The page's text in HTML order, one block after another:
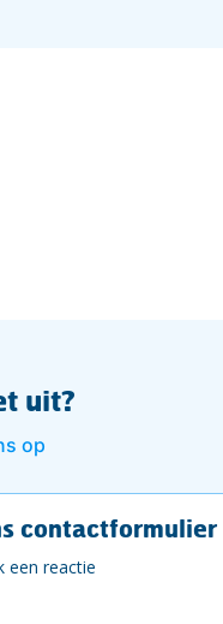
uit?
op
contactformulier
een reactie